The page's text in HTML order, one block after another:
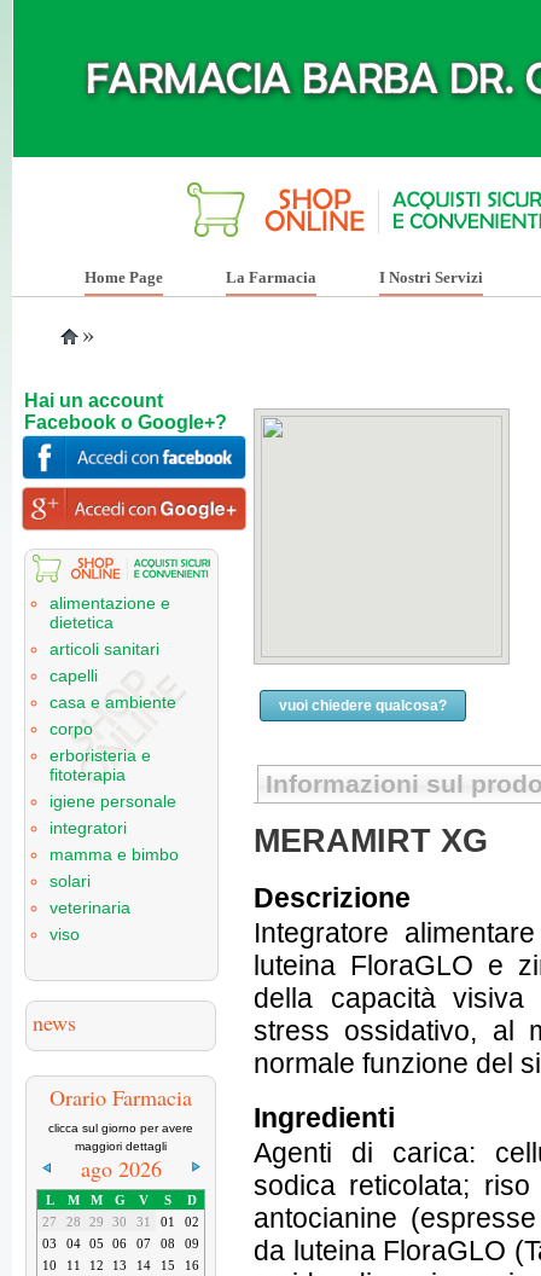
Hai un account
Facebook o Google+?
alimentazione e
dietetica
articoli sanitari
capelli
casa e ambiente
corpo
erboristeria e
fitoterapia
igiene personale
integratori
mamma e bimbo
solari
veterinaria
viso
news
Orario Farmacia
clicca sul giorno per avere
maggiori dettagli
ago 2026
L M M G V S
D
27
28 29 30 31 01
02
03
04 05 06 07 08
09
10
11 12 13 14 15
16
Home Page La Farmacia I Nostri Servizi
»
vuoi chiedere qualcosa?
Informazioni sul
MERAMIRT XG
Descrizione
Integratore
luteina FloraGLO e
della capacità
stress ossidativo, al
normale funzione del
Ingredienti
Agenti di carica:
sodica reticolata;
antocianine
da luteina FloraGLO